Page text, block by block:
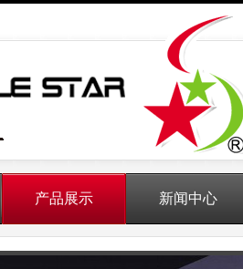
产品展示 新闻中心